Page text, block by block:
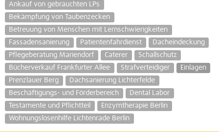
Ankauf von gebrauchten LPs
Bekämpfung von Taubenzecken
Betreuung von Menschen mit Lernschwierigkeiten
Fassadensanierung
Patientenfahrdienst
Dacheindeckung
Pflegeberatung Mariendorf
Caterer
Schallschutz
Bücherverkauf Frankfurter Allee
Strafverteidiger
Einlagen
Prenzlauer Berg
Dachsanierung Lichterfelde
Beschäftigungs- und Förderbereich
Dental Labor
Testamente und Pflichtteil
Enzymtherapie Berlin
Wohnungslosenhilfe Lichtenrade Berlin